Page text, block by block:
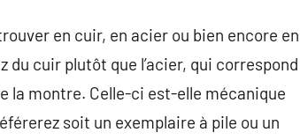
en cuir, en acier ou bien encore en
cuir plutôt que l’acier, qui correspond
la montre. Celle-ci est-elle mécanique
soit un exemplaire à pile ou un